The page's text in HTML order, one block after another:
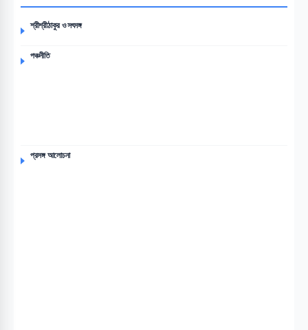
শ্রীশ্রীঠাকুর ও সৎসঙ্গ
পঞ্চনীতি
প্রসঙ্গ আলোচনা